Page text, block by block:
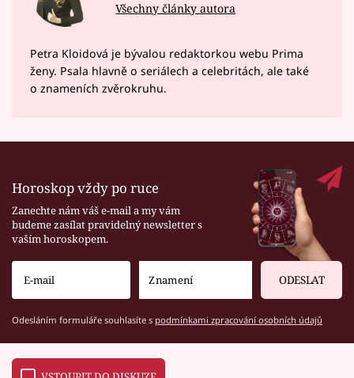
Všechny články autora
Petra Kloidová je bývalou redaktorkou webu Prima
ženy. Psala hlavně o seriálech a celebritách, ale také
o znameních zvěrokruhu.
Horoskop vždy po ruce
Zanechte nám váš e-mail a my vám
budeme zasílat pravidelný newsletter s
vaším horoskopem.
ODESLAT
Odesláním formuláře souhlasíte s podmínkami zpracování osobních údajů